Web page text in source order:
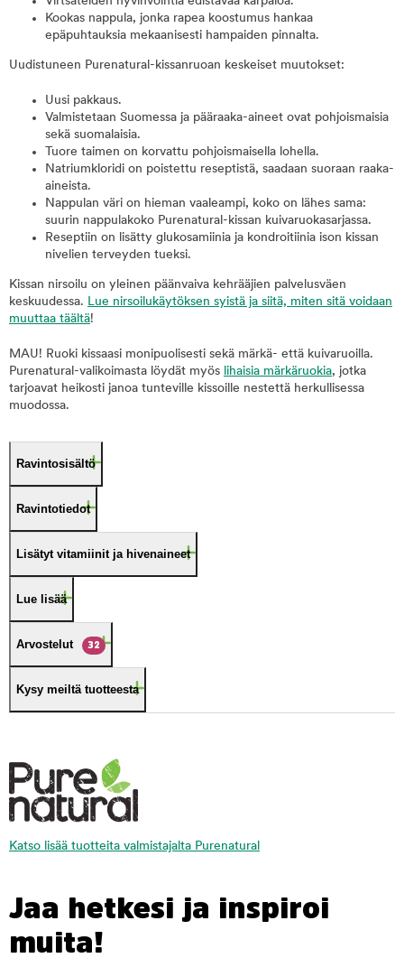
Kookas nappula, jonka rapea koostumus hankaa
epäpuhtauksia mekaanisesti hampaiden pinnalta.
Uudistuneen Purenatural-kissanruoan keskeiset muutokset:
Uusi pakkaus.
Valmistetaan Suomessa ja pääraaka-aineet ovat pohjoismaisia
sekä suomalaisia.
Tuore taimen on korvattu pohjoismaisella lohella.
Natriumkloridi on poistettu reseptistä, saadaan suoraan raaka-
aineista.
Nappulan väri on hieman vaaleampi, koko on lähes sama:
suurin nappulakoko Purenatural-kissan kuivaruokasarjassa.
Reseptiin on lisätty glukosamiinia ja kondroitiinia ison kissan
nivelien terveyden tueksi.
Kissan nirsoilu on yleinen päänvaiva kehrääjien palvelusväen
keskuudessa. Lue nirsoilukäytöksen syistä ja siitä, miten sitä voidaan
muuttaa täältä!
MAU! Ruoki kissaasi monipuolisesti sekä märkä- että kuivaruoilla.
Purenatural-valikoimasta löydät myös lihaisia märkäruokia, jotka
tarjoavat heikosti janoa tunteville kissoille nestettä herkullisessa
muodossa.
Ravintosisältö
Ravintotiedot
Lisätyt vitamiinit ja hivenaineet
Lue lisää
Arvostelut 32
Kysy meiltä tuotteesta
Katso lisää tuotteita valmistajalta Purenatural
Jaa hetkesi ja inspiroi
muita!